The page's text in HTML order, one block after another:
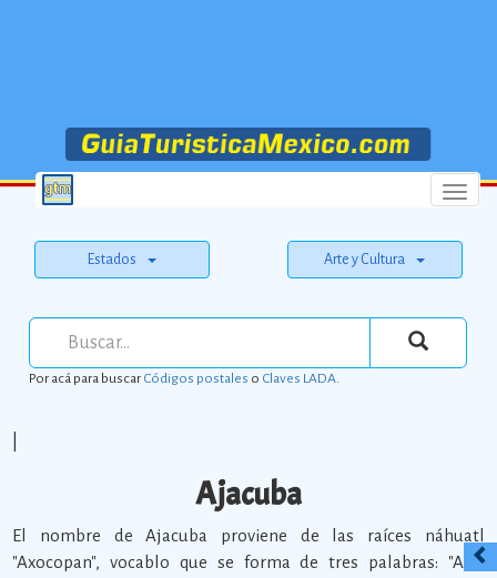
Menu
Estados Arte y Cultura
Por acá para buscarCódigos postales o Claves LADA.
Ajacuba
El nombre de Ajacuba proviene de las raíces náhuatl
"Axocopan", vocablo que se forma de tres palabras: "Atl",